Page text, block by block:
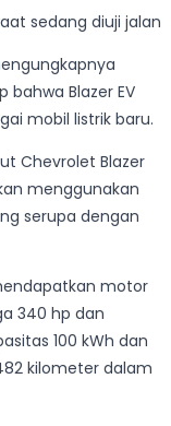
sedang diuji jalan
Blazer EV
mobil listrik baru.
Chevrolet Blazer
menggunakan
serupa dengan
motor
340 hp dan
100 kWh dan
kilometer dalam